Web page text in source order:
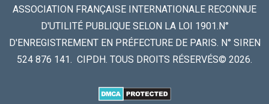
ASSOCIATION FRANÇAISE INTERNATIONALE RECONNUE
D'UTILITÉ PUBLIQUE SELON LA LOI 1901.N°
D'ENREGISTREMENT EN PRÉFECTURE DE PARIS. N° SIREN
524 876 141. CIPDH. TOUS DROITS RÉSERVÉS© 2026.